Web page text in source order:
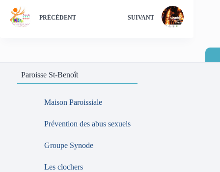
PRÉCÉDENT SUIVANT
Paroisse St-Benoît
Maison Paroissiale
Prévention des abus sexuels
Groupe Synode
Les clochers